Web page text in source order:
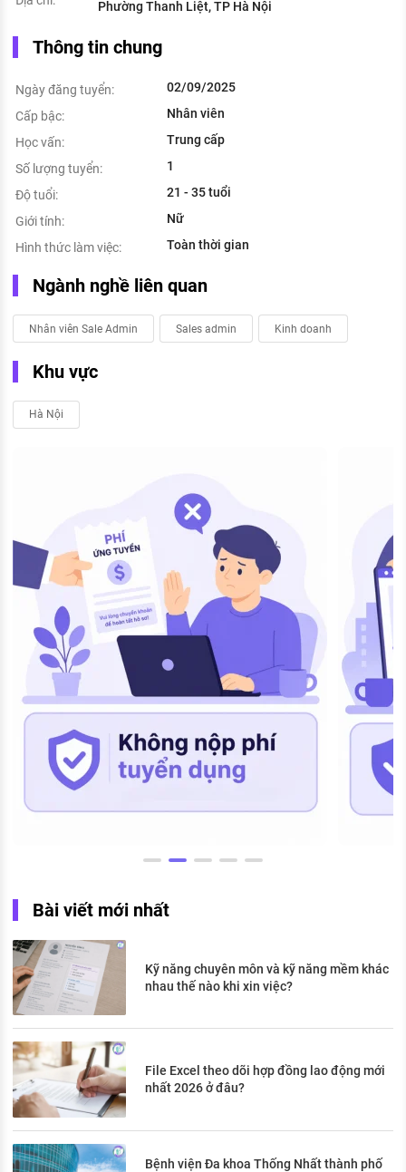
Phường Thanh Liệt, TP Hà Nội
Thông tin chung
Ngày đăng tuyển:
02/09/2025
Cấp bậc:
Nhân viên
Học vấn:
Trung cấp
Số lượng tuyển:
1
Độ tuổi:
21 - 35 tuổi
Giới tính:
Nữ
Hình thức làm việc:
Toàn thời gian
Ngành nghề liên quan
Nhân viên Sale Admin Sales admin Kinh doanh
Khu vực
Hà Nội
Bài viết mới nhất
Kỹ năng chuyên môn và kỹ năng mềm khác
nhau thế nào khi xin việc?
File Excel theo dõi hợp đồng lao động mới
nhất 2026 ở đâu?
Bệnh viện Đa khoa Thống Nhất thành phố